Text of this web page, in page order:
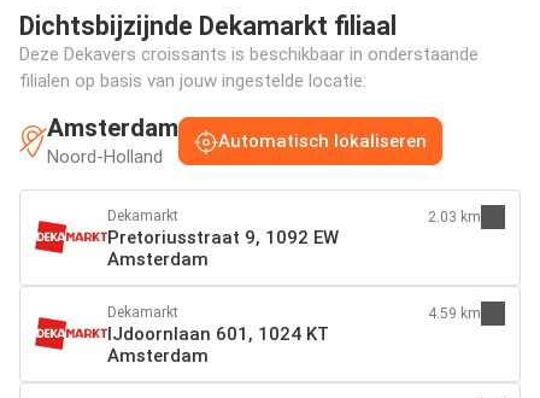
Dichtsbijzijnde Dekamarkt filiaal
Deze Dekavers croissants is beschikbaar in onderstaande
filialen op basis van jouw ingestelde locatie:
Amsterdam
Noord-Holland
Automatisch lokaliseren
Dekamarkt
Pretoriusstraat 9, 1092 EW
Amsterdam
2.03 km
Dekamarkt
IJdoornlaan 601, 1024 KT
Amsterdam
4.59 km